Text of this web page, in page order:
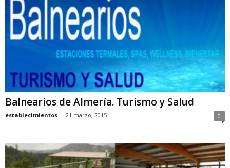
Balnearios de Almería. Turismo y Salud
establecimientos - 21 marzo, 2015 0